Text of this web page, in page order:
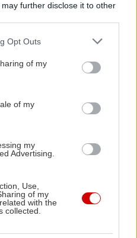
may further disclose it to other
uses one or more Google
behaviour. You may click to
and its third-party tags to
purposes in below Google
Opt Outs
of my
of my
my
Advertising.
Use,
of my
with the
collected.